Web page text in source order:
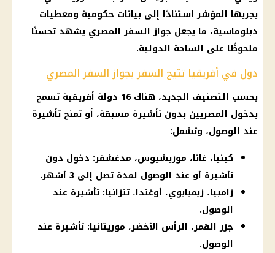
يجريها المؤشر استنادًا إلى بيانات حكومية ومعطيات
دبلوماسية، ما يجعل جواز السفر المصري يشهد تحسنًا
ملحوظًا على الساحة الدولية.
دول في أفريقيا تتيح السفر بجواز السفر المصري
بحسب التصنيف الجديد، هناك 16 دولة أفريقية تسمح
بدخول المصريين بدون تأشيرة مسبقة، أو تمنح تأشيرة
عند الوصول، وتشمل:
كينيا، غانا، موريشيوس، مدغشقر: دخول دون
تأشيرة أو عند الوصول لمدة تصل إلى 3 أشهر.
زامبيا، زيمبابوي، أوغندا، تنزانيا: تأشيرة عند
الوصول.
جزر القمر، الرأس الأخضر، موريتانيا: تأشيرة عند
الوصول.